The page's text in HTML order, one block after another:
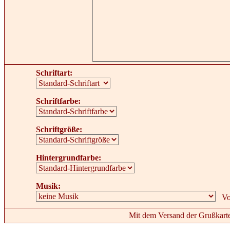
Schriftart:
Schriftfarbe:
Schriftgröße:
Hintergrundfarbe:
Musik:
Mit dem Versand der